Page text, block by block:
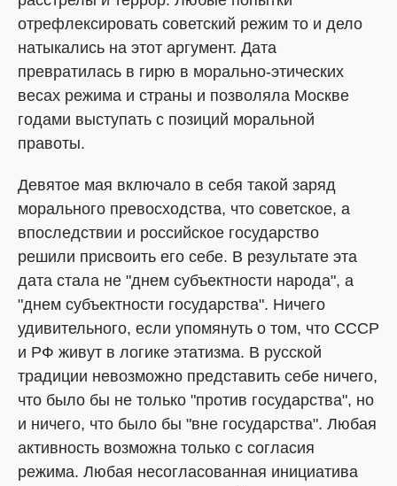
отрефлексировать советский режим то и дело
натыкались на этот аргумент. Дата
превратилась в гирю в морально-этических
весах режима и страны и позволяла Москве
годами выступать с позиций моральной
правоты.
Девятое мая включало в себя такой заряд
морального превосходства, что советское, а
впоследствии и российское государство
решили присвоить его себе. В результате эта
дата стала не "днем субъектности народа", а
"днем субъектности государства". Ничего
удивительного, если упомянуть о том, что СССР
и РФ живут в логике этатизма. В русской
традиции невозможно представить себе ничего,
что было бы не только "против государства", но
и ничего, что было бы "вне государства". Любая
активность возможна только с согласия
режима. Любая несогласованная инициатива